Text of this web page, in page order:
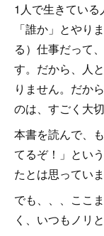
1人で生きてい
「誰か」とやり
る）仕事だって
す。だから、人
りません。だか
のは、すごく大
本書を読んで、
てるぞ！」とい
たとは思っていま
でも、、、ここ
く、いつもノリ